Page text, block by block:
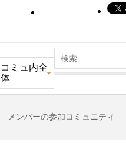
コミュ内全
体
メンバーの参加コミュニティ